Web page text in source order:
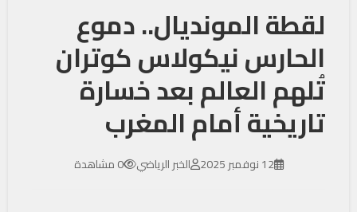
لقطة المونديال.. دموع
الحارس نيكولاس كوتران
تُلهم العالم بعد خسارة
تاريخية أمام المغرب
12 نوفمبر 2025 الخبر الرياضي 0 مشاهدة